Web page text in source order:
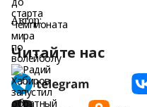
Автор:
Читайте нас